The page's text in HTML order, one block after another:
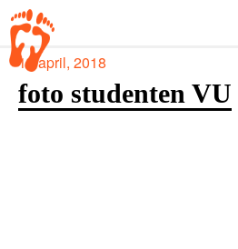
18 april, 2018
foto studenten VU